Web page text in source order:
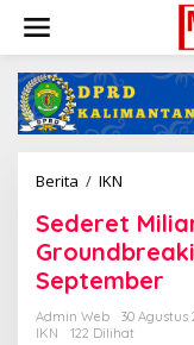
konten
Berita / IKN
Domestik
Lakukan
Fasilitas
di
IKN
Sederet
September
Admin Web
30 Agustus
IKN
122 Dilihat